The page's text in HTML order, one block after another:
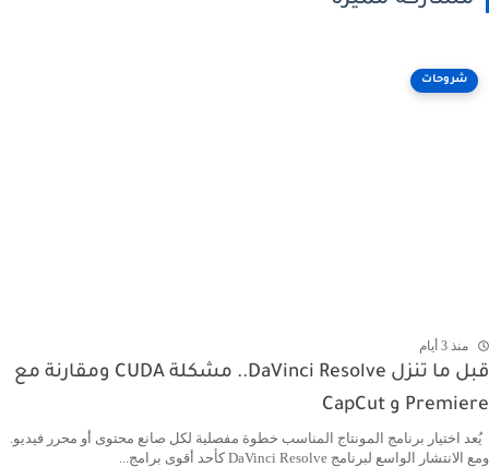
شروحات
منذ 3 أيام
قبل ما تنزل DaVinci Resolve.. مشكلة CUDA ومقارنة مع
Premiere و CapCut
يُعد اختيار برنامج المونتاج المناسب خطوة مفصلية لكل صانع محتوى أو محرر فيديو.
ومع الانتشار الواسع لبرنامج DaVinci Resolve كأحد أقوى برامج...